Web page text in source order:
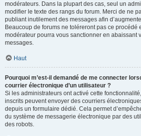
modérateurs. Dans la plupart des cas, seul un
modifier le texte des rangs du forum. Merci de ne
publiant inutilement des messages afin
Beaucoup de forums ne toléreront pas ce procédé
modérateur pourra vous sanctionner en abaissant
messages.
Haut
Pourquoi m’est-il demandé de me connecter
courrier électronique d’un utilisateur ?
Si les administrateurs ont activé cette
inscrits peuvent envoyer des courriers
depuis un formulaire dédié. Cela permet
du système de messagerie électronique par des
des robots.